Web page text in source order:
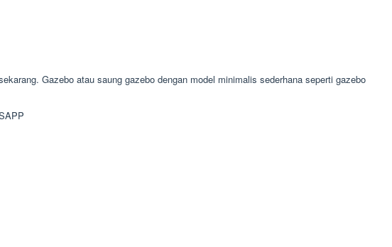
Gazebo atau saung gazebo dengan model minimalis sederhana seperti gazebo